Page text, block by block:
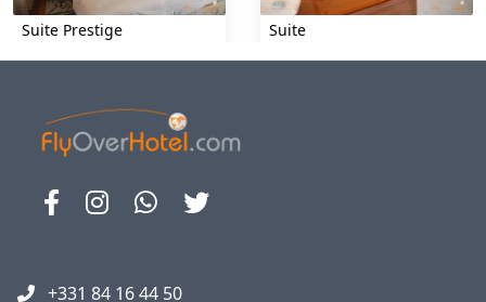
Suite Prestige Suite
+331 84 16 44 50